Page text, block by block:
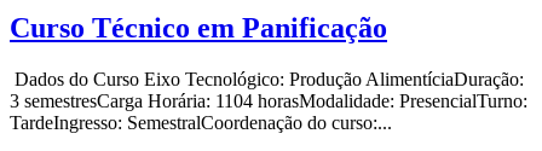
Curso Técnico em Panificação
Dados do Curso Eixo Tecnológico: Produção AlimentíciaDuração:
3 semestresCarga Horária: 1104 horasModalidade: PresencialTurno:
TardeIngresso: SemestralCoordenação do curso:...